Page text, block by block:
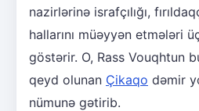
nazirlərinə israfçılığı,
hallarını müəyyən etmələri
göstərir. O, Rass Vouqhtun
qeyd olunan Çikaqo dəmir
nümunə gətirib.